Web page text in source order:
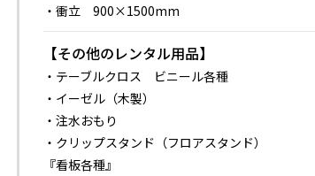
・衝立 900×1500mm
【その他のレンタル用品】
・テーブルクロス ビニール各種
・イーゼル（木製）
・注水おもり
・クリップスタンド（フロアスタンド）
『看板各種』